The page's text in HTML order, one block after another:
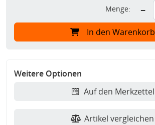
Menge: −
In den Warenkorb
Weitere Optionen
Auf den Merkzettel
Artikel vergleichen